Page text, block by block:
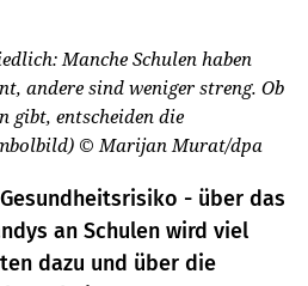
Manche Schulen haben
andere sind weniger streng. Ob
gibt, entscheiden die
© Marijan Murat/dpa
- über das
an Schulen wird viel
dazu und über die